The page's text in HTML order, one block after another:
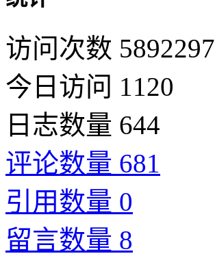
访问次数 5892297
今日访问 1120
日志数量 644
评论数量 681
引用数量 0
留言数量 8